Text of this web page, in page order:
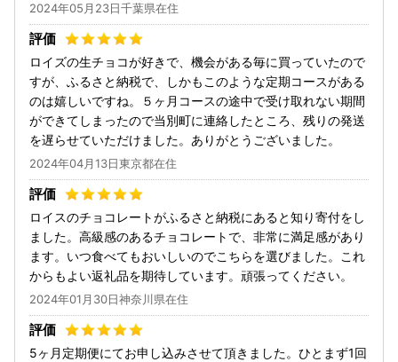
2024年05月23日千葉県在住
ロイズの生チョコが好きで、機会がある毎に買っていたので
すが、ふるさと納税で、しかもこのような定期コースがある
のは嬉しいですね。５ヶ月コースの途中で受け取れない期間
ができてしまったので当別町に連絡したところ、残りの発送
を遅らせていただけました。ありがとうございました。
2024年04月13日東京都在住
ロイスのチョコレートがふるさと納税にあると知り寄付をし
ました。高級感のあるチョコレートで、非常に満足感があり
ます。いつ食べてもおいしいのでこちらを選びました。これ
からもよい返礼品を期待しています。頑張ってください。
2024年01月30日神奈川県在住
5ヶ月定期便にてお申し込みさせて頂きました。ひとまず1回